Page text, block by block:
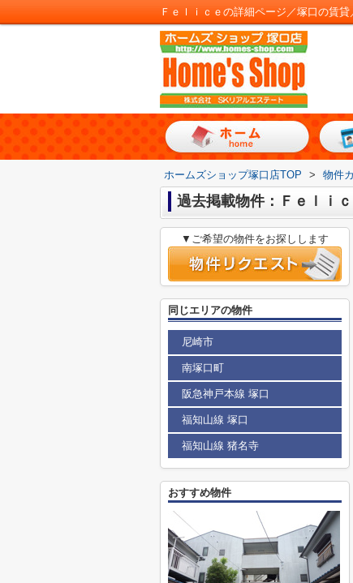
Ｆｅｌｉｃｅの詳細ページ／塚口の賃
ホームズショップ塚口店TOP > 物件
過去掲載物件：Ｆｅｌｉｃ
▼ご希望の物件をお探しします
同じエリアの物件
尼崎市
南塚口町
阪急神戸本線 塚口
福知山線 塚口
福知山線 猪名寺
おすすめ物件